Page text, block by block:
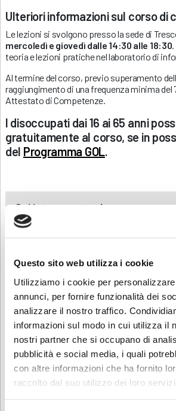
Questo sito web utilizza i cookie
Utilizziamo i cookie per
annunci, per fornire funzionalità dei
analizzare il nostro traffico.
informazioni sul modo in cui utilizza il
nostri partner che si occupano di
pubblicità e social media, i quali
con altre informazioni che ha fornito
raccolto dal suo utilizzo dei loro
Ulteriori informazioni sul corso di
Le lezioni si svolgono presso la sede di
mercoledì e giovedì dalle 14:30 alle 18:30
teoria e lezioni pratiche nel laboratorio di
Al termine del corso, previo superamento
raggiungimento di una frequenza minima del
Attestato di Competenze.
I disoccupati dai 16 ai 65 anni
gratuitamente al corso, se in
del Programma GOL.
Sei interessato al corso ma non
disoccupato?
Contattacisaremo lieti di
nostra offerta formativa
Contatti
Per maggiori informazioni contatta la
035940092 oppure invia una e-mail a
Scarica e condividi la locandina